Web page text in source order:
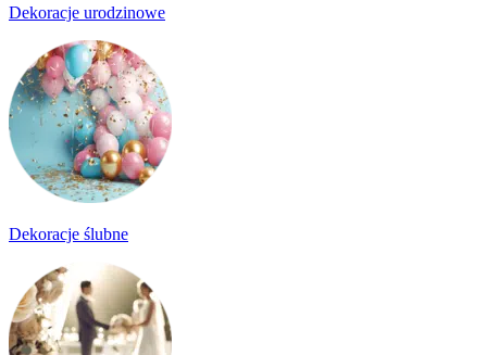
Dekoracje urodzinowe
Dekoracje ślubne